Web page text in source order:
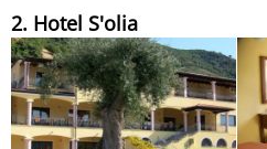
2. Hotel S'olia